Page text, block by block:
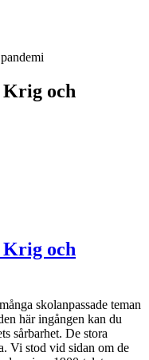
och
och
skolanpassade teman
här ingången kan du
sårbarhet. De stora
Vi stod vid sidan om de